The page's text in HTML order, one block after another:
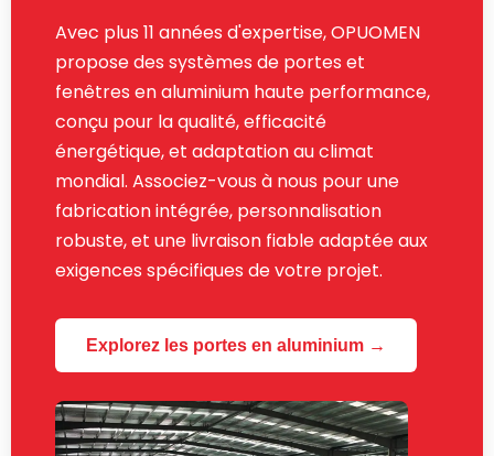
Avec plus 11 années d'expertise, OPUOMEN
propose des systèmes de portes et
fenêtres en aluminium haute performance,
conçu pour la qualité, efficacité
énergétique, et adaptation au climat
mondial. Associez-vous à nous pour une
fabrication intégrée, personnalisation
robuste, et une livraison fiable adaptée aux
exigences spécifiques de votre projet.
Explorez les portes en aluminium →